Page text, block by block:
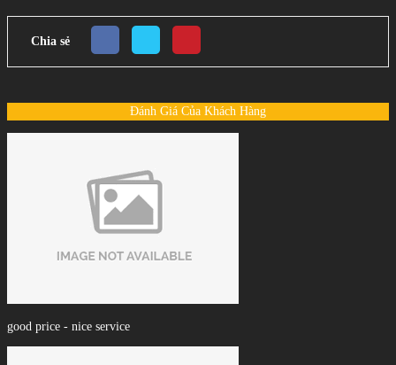
Chia sẻ
Đánh Giá Của Khách Hàng
good price - nice service